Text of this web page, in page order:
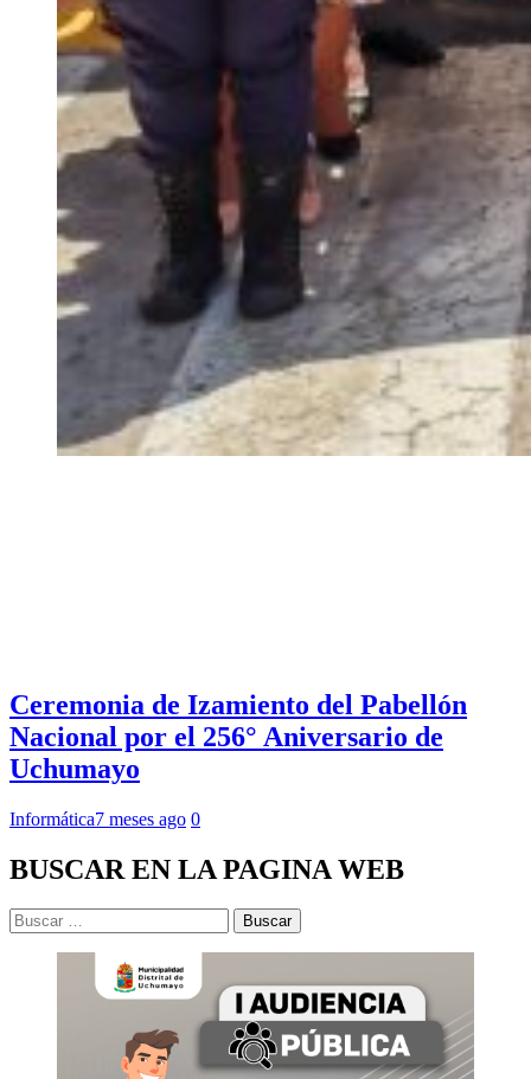
Ceremonia de Izamiento del Pabellón
Nacional por el 256° Aniversario de
Uchumayo
Informática7 meses ago 0
BUSCAR EN LA PAGINA WEB
Buscar: